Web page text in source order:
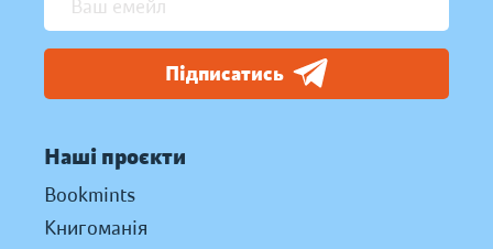
Підписатись
Наші проєкти
Bookmints
Книгоманія